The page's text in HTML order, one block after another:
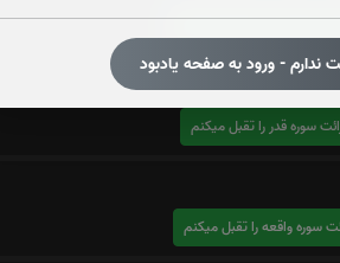
ندارم - ورود به صفحه یادبود
میکنم
را تقبل میکنم
میکنم